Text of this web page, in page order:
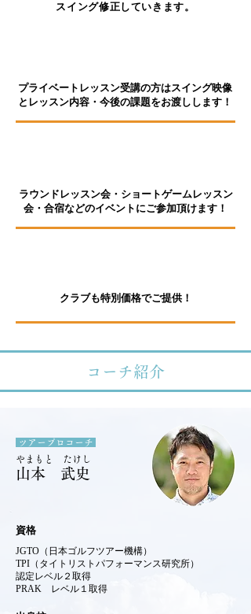
スイング修正していきます。
プライベートレッスン受講の方はスイング映像
とレッスン内容・今後の課題をお渡しします！
ラウンドレッスン会・ショートゲームレッスン
会・合宿などのイベントにご参加頂けます！
クラブも特別価格でご提供！
コーチ紹介
ツアープロコーチ
やまもと たけし
山本 武史
資格
JGTO（日本ゴルフツアー機構）
TPI（タイトリストパフォーマンス研究所）
認定レベル２取得
PRAK レベル１取得